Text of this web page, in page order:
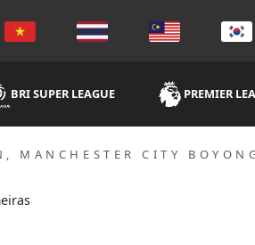
BRI SUPER LEAGUE PREMIER
MANCHESTER CITY